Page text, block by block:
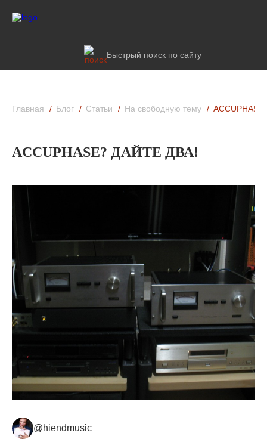
Быстрый поиск по сайту
Главная Блог Статьи На свободную тему
ACCUPHASE? ДАЙТЕ ДВА!
@hiendmusic